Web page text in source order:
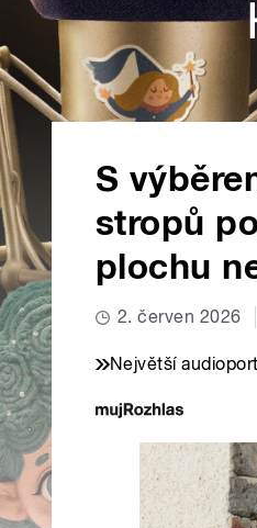
S
stropů
plochu
2. červen 2026
Největší